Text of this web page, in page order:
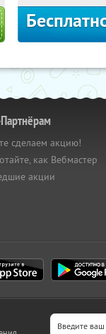
сделаем акцию!
как Вебмастер
акции